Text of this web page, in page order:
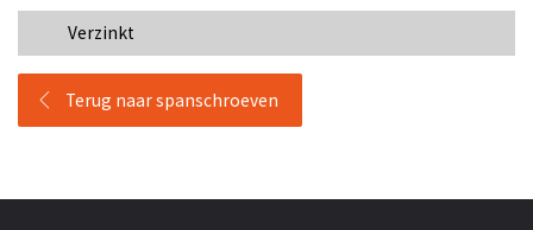
Verzinkt
Terug naar spanschroeven